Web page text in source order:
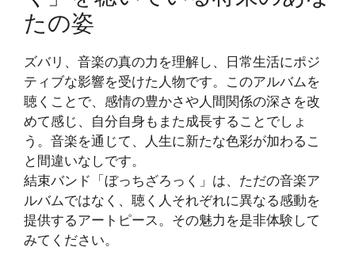
たの姿
ズバリ、音楽の真の力を理解し、日常生活にポジ
ティブな影響を受けた人物です。このアルバムを
聴くことで、感情の豊かさや人間関係の深さを改
めて感じ、自分自身もまた成長することでしょ
う。音楽を通じて、人生に新たな色彩が加わるこ
と間違いなしです。
結束バンド「ぼっちざろっく」は、ただの音楽ア
ルバムではなく、聴く人それぞれに異なる感動を
提供するアートピース。その魅力を是非体験して
みてください。